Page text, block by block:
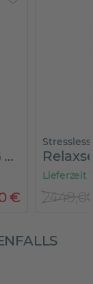
Relaxsessel mit Hocker WING SIGNATURE
€
Stressless
Lieferzeit